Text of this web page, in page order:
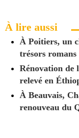
À lire aussi
À Poitiers, un
trésors
Rénovation
relevé en
À Beauvais,
renouveau du